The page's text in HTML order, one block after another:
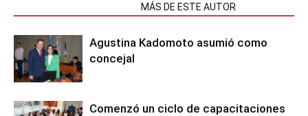
MÁS DE ESTE AUTOR
Agustina Kadomoto asumió como
concejal
Comenzó un ciclo de capacitaciones